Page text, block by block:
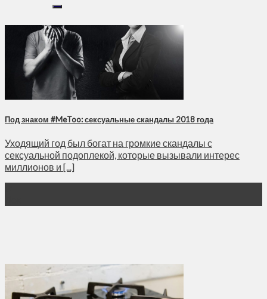
Под знаком #MeToo: сексуальные скандалы 2018 года
Уходящий год был богат на громкие скандалы с
сексуальной подоплекой, которые вызывали интерес
миллионов и [...]